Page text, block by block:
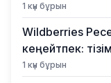
1 күн бұрын
Wildberries
кеңейтпек:
1 күн бұрын